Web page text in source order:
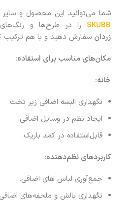
شما می‌توانید این محصول و سایر
SKUBB را در طرح‌ها و
زردان سفارش دهید و با هم ترکیب
مکان‌های مناسب برای استفاده:
خانه:
نگهداری البسه اضافی زیر تخت.
ایجاد نظم در وسایل اضافی.
قابل‌استفاده در کمد باریک.
کاربردهای نظم‌دهنده:
جمع‌آوری لباس های اضافی.
نگهداری بالش و ملحفه‌های